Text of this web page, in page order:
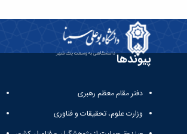
پیوندها
دفتر مقام معظم رهبری
وزارت علوم، تحقیقات و فناوری